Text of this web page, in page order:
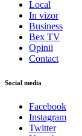
Local
In vizor
Business
Bex TV
Opinii
Contact
Social media
Facebook
Instagram
Twitter